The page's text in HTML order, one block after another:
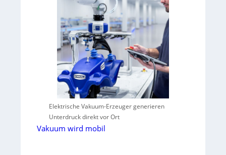
Elektrische Vakuum-Erzeuger generieren
Unterdruck direkt vor Ort
Vakuum wird mobil